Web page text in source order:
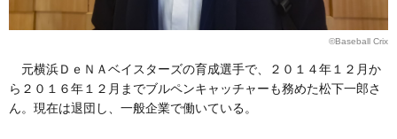
©Baseball Crix
元横浜ＤｅＮＡベイスターズの育成選手で、２０１４年１２月か
ら２０１６年１２月までブルペンキャッチャーも務めた松下一郎さ
ん。現在は退団し、一般企業で働いている。